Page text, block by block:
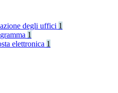
degli uffici 1
1
elettronica 1